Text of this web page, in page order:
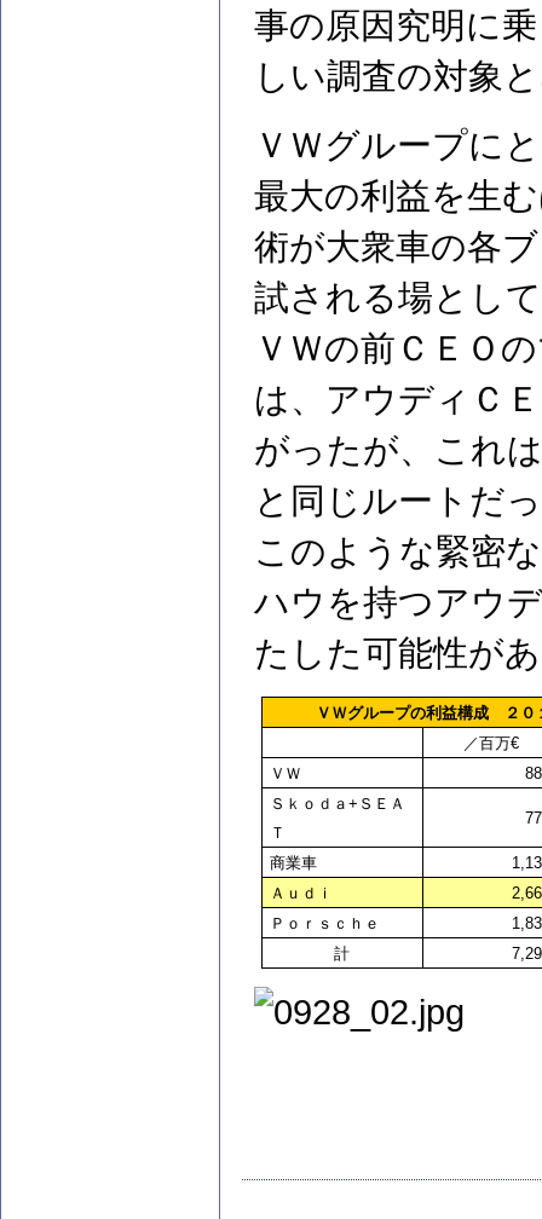
事の原因究明に
しい調査の対象
ＶＷグループに
最大の利益を生
術が大衆車の各
試される場とし
ＶＷの前ＣＥＯ
は、アウディＣ
がったが、これ
と同じルートだ
このような緊密
ハウを持つアウ
たした可能性が
ＶＷグループの利益構成 ２０
／百万€
ＶＷ
Ｓｋｏｄａ+ＳＥＡ
Ｔ
商業車
Ａｕｄｉ
Ｐｏｒｓｃｈｅ
計